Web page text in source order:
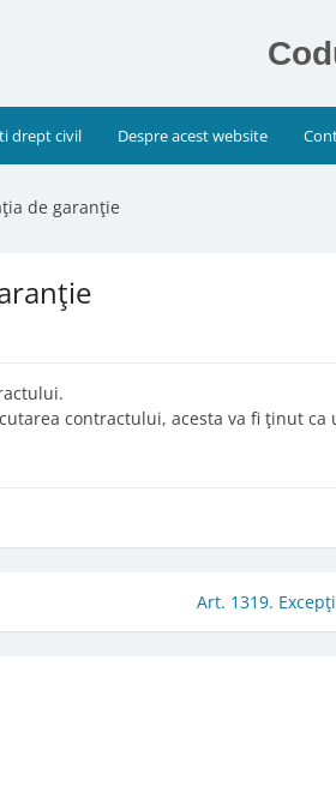
drept civil Despre acest website
de garanţie
contractului, acesta va fi ţinut
Art. 1319.